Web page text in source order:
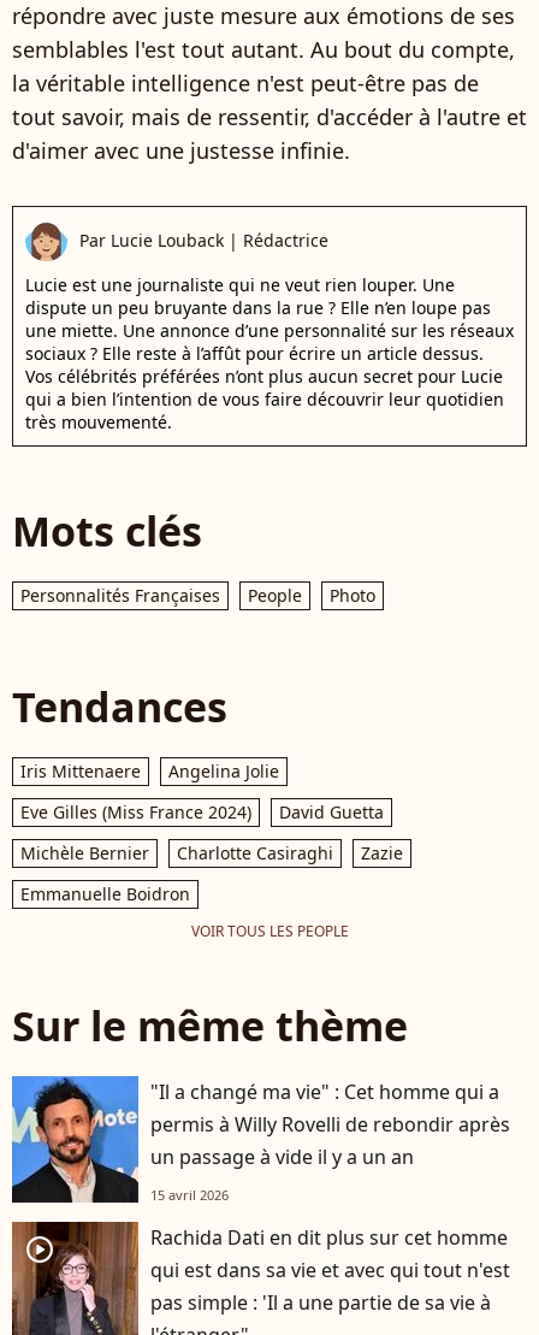
répondre avec juste mesure aux émotions de ses
semblables l'est tout autant. Au bout du compte,
la véritable intelligence n'est peut-être pas de
tout savoir, mais de ressentir, d'accéder à l'autre et
d'aimer avec une justesse infinie.
Par Lucie Louback | Rédactrice
Lucie est une journaliste qui ne veut rien louper. Une
dispute un peu bruyante dans la rue ? Elle n’en loupe pas
une miette. Une annonce d’une personnalité sur les réseaux
sociaux ? Elle reste à l’affût pour écrire un article dessus.
Vos célébrités préférées n’ont plus aucun secret pour Lucie
qui a bien l’intention de vous faire découvrir leur quotidien
très mouvementé.
Mots clés
Personnalités Françaises People Photo
Tendances
Iris Mittenaere
Angelina Jolie
Eve Gilles (Miss France 2024)
David Guetta
Michèle Bernier
Charlotte Casiraghi
Zazie
Emmanuelle Boidron
VOIR TOUS LES PEOPLE
Sur le même thème
"Il a changé ma vie" : Cet homme qui a
permis à Willy Rovelli de rebondir après
un passage à vide il y a un an
15 avril 2026
player2
Rachida Dati en dit plus sur cet homme
qui est dans sa vie et avec qui tout n'est
pas simple : 'Il a une partie de sa vie à